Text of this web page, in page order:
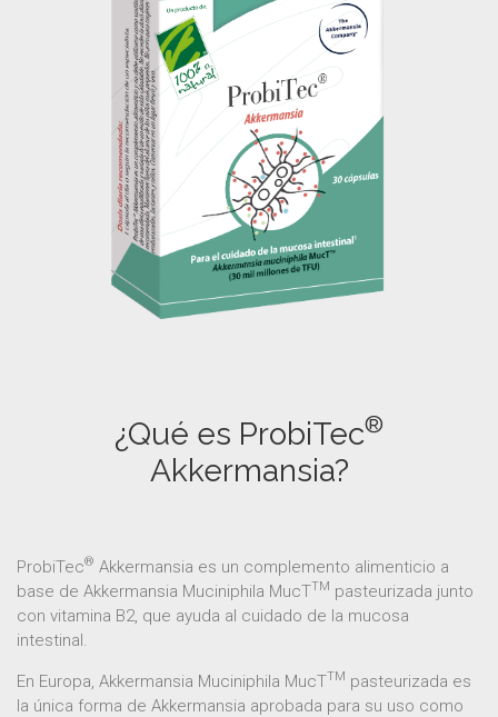
¿Qué es ProbiTec®
Akkermansia?
ProbiTec® Akkermansia es un complemento alimenticio a
base de Akkermansia Muciniphila MucTTM pasteurizada junto
con vitamina B2, que ayuda al cuidado de la mucosa
intestinal.
En Europa, Akkermansia Muciniphila MucTTM pasteurizada es
la única forma de Akkermansia aprobada para su uso como